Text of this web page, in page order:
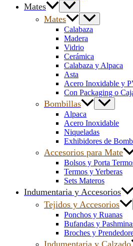
Mates
Mates
Calabaza
Madera
Vidrio
Cerámica
Calabaza y Alpaca
Asta
Acero Inoxidable y
Con Packaging o
Bombillas
Alpaca
Acero Inoxidable
Niqueladas
Exhibidores de
Accesorios para Mate
Bolsos y Porta
Termos y Yerberas
Sets Materos
Indumentaria y Accesorios
Tejidos y Accesorios
Ponchos y Ruanas
Bufandas y
Broches y
Indumentaria y Calzado